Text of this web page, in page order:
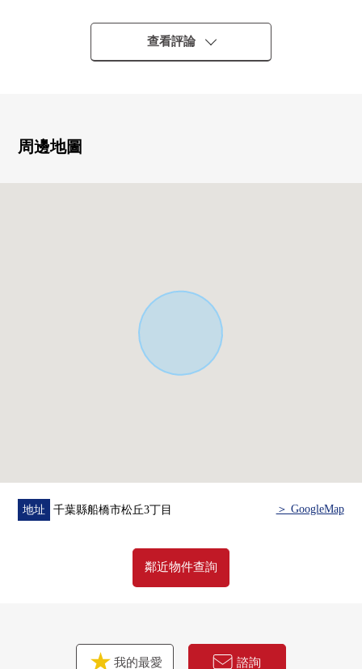
▼建築物的特徴
・ 建築面積103.91平方公尺(約31.43坪)
・ 2026年(2026年)6月築予定
・ 約18張塌塌米寬敞的亮的LDK
・ 在家務的時候短ninaru食器洗淨乾燥機
・ 附帶在洗滌槽周圍感覺清醒的出示的凈水器的栓
・ 便於雨的日的浴室換氣乾燥機
・ 在廁所，舒適的溫水衝洗功能的
查看評論
周邊地圖
地址 千葉縣船橋市松丘3丁目 ＞ GoogleMap
鄰近物件查詢
我的最愛 諮詢